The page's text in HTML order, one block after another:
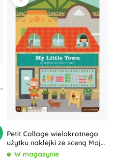
Petit Collage wielokrotnego
użytku naklejki ze sceną Moje
małe miasto
W magazynie